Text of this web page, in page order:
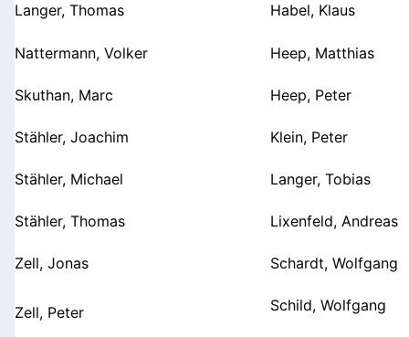
Langer, Thomas Habel, Klaus
Nattermann, Volker Heep, Matthias
Skuthan, Marc Heep, Peter
Stähler, Joachim Klein, Peter
Stähler, Michael Langer, Tobias
Stähler, Thomas Lixenfeld, Andreas
Zell, Jonas Schardt, Wolfgang
Zell, Peter Schild, Wolfgang